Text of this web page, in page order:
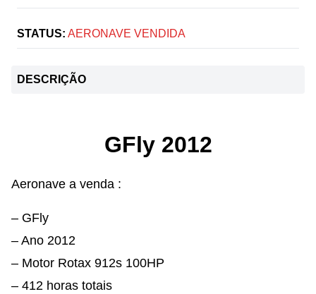
STATUS: AERONAVE VENDIDA
DESCRIÇÃO
GFly 2012
Aeronave a venda :
– GFly
– Ano 2012
– Motor Rotax 912s 100HP
– 412 horas totais